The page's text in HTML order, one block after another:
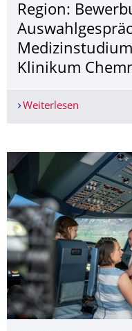
Region:
Klinikum
Weiterlesen